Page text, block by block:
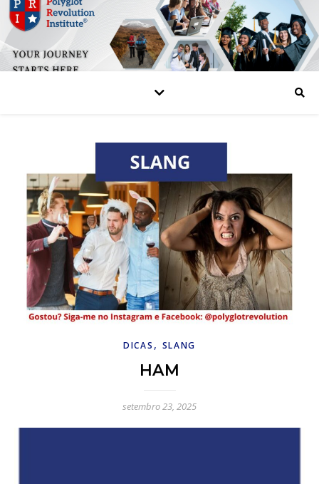
DICAS , SLANG
HAM
setembro 23, 2025